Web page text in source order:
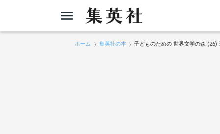
ホーム 集英社の本 子どものための 世界文学の森 (26)